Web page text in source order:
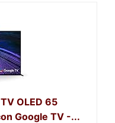
OLED 65
Google TV -...